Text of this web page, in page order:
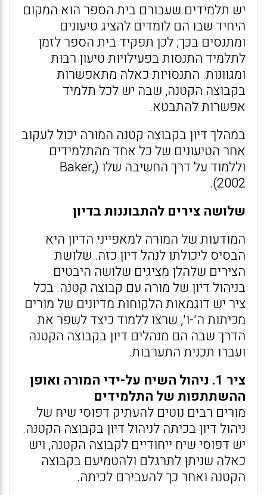
יש תלמידים שעבורם בית הספר הוא המקום
היחיד שבו הם לומדים להציג טיעונים
ומתנסים בכך; לכן תפקיד בית הספר לזמן
לתלמיד התנסות בפעילויות טיעון רבות
ומגוונות. התנסויות כאלה מתאפשרות
בקבוצה הקטנה, שבה יש לכל תלמיד
אפשרות להתבטא.
במהלך דיון בקבוצה קטנה המורה יכול לעקוב
אחר הטיעונים של כל אחד מהתלמידים
וללמוד על דרך החשיבה שלו (Baker,
2002).
שלושה צירים להתבוננות בדיון
המודעות של המורה למאפייני הדיון היא
הבסיס ליכולתו לנהל דיון כזה. שלושת
הצירים שלהלן מציגים שלושה היבטים
בניהול דיון של מורה עם קבוצה קטנה. בכל
ציר יש דוגמאות הלקוחות מדיונים של מורים
מכיתות ה'-ו', שרצו ללמוד כיצד לשפר את
הדרך שבה הם מנהלים דיון בקבוצה הקטנה
ועברו תכנית התערבות.
ציר 1. ניהול השיח על-ידי המורה ואופן
ההשתתפות של התלמידים
מורים רבים נוטים להעתיק דפוסי שיח של
ניהול דיון בכיתה לניהול דיון בקבוצה הקטנה.
יש דפוסי שיח ייחודיים לקבוצה הקטנה, ויש
כאלה שניתן לתרגלם ולהטמיעם בקבוצה
הקטנה ואחר כך להעבירם לכיתה.